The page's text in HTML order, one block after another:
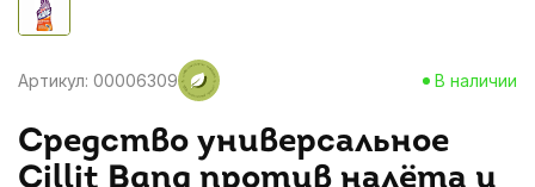
Артикул: 00006309 В наличии
Средство универсальное
Cillit Bang против налёта и